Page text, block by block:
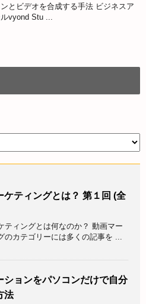
とビデオを合成する手法 ビジネスア
vyond Stu ...
ケティングとは？ 第１回 (全
ティングとは何なのか？ 動画マー
のカテゴリーには多くの記事を ...
ションをパソコンだけで自分
法